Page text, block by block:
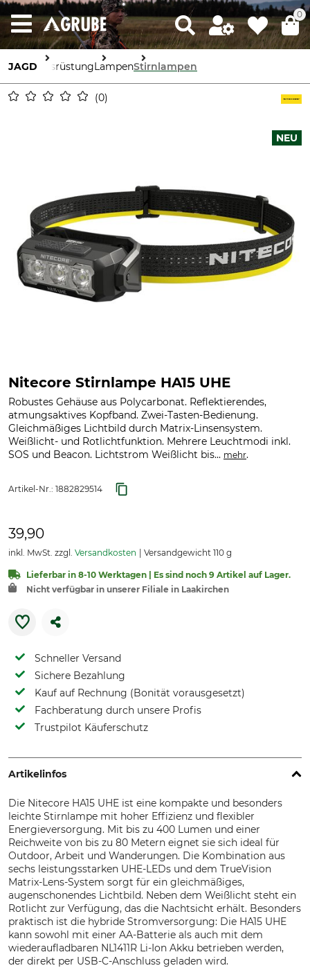
0
JAGD AusrüstungLampenStirnlampen
0
NEU
Nitecore Stirnlampe HA15 UHE
Robustes Gehäuse aus Polycarbonat. Reflektierendes,
atmungsaktives Kopfband. Zwei-Tasten-Bedienung.
Gleichmäßiges Lichtbild durch Matrix-Linsensystem.
Weißlicht- und Rotlichtfunktion. Mehrere Leuchtmodi inkl.
SOS und Beacon. Lichtstrom Weißlicht bis... mehr.
Artikel-Nr.: 1882829514
39,90
inkl. MwSt. zzgl. Versandkosten Versandgewicht 110 g
Lieferbar in 8-10 Werktagen | Es sind noch 9 Artikel auf Lager.
Nicht verfügbar in unserer Filiale in Laakirchen
Schneller Versand
Sichere Bezahlung
Kauf auf Rechnung (Bonität vorausgesetzt)
Fachberatung durch unsere Profis
Trustpilot Käuferschutz
Artikelinfos
Die Nitecore HA15 UHE ist eine kompakte und besonders
leichte Stirnlampe mit hoher Effizienz und flexibler
Energieversorgung. Mit bis zu 400 Lumen und einer
Reichweite von bis zu 80 Metern eignet sie sich ideal für
Outdoor, Arbeit und Wanderungen. Die Kombination aus
sechs leistungsstarken UHE-LEDs und dem TrueVision
Matrix-Lens-System sorgt für ein gleichmäßiges,
augenschonendes Lichtbild. Neben dem Weißlicht steht ein
Rotlicht zur Verfügung, das die Nachtsicht erhält. Besonders
praktisch ist die hybride Stromversorgung: Die HA15 UHE
kann sowohl mit einer AA-Batterie als auch mit dem
wiederaufladbaren NL1411R Li-Ion Akku betrieben werden,
der direkt per USB-C-Anschluss geladen wird.